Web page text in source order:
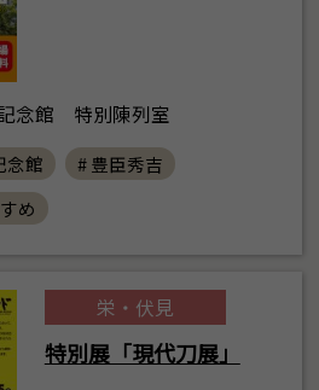
念館 特別陳列室
念館
# 豊臣秀吉
め
栄・伏見
特別展「現代刀展」